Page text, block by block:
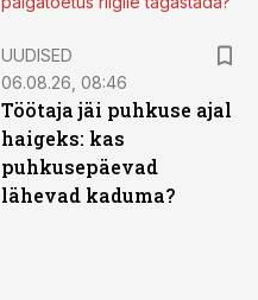
UUDISED
06.08.26, 08:46
Töötaja jäi puhkuse ajal
haigeks: kas
puhkusepäevad
lähevad kaduma?